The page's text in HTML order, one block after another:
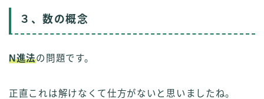
３、数の概念
N進法の問題です。
正直これは解けなくて仕方がないと思いましたね。